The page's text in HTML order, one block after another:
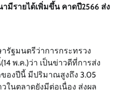
มีรายได้เพิ่มขึ้น คาดปี2566 ส่ง
รัฐมนตรีว่าการกระทรวง
พ.ค.)ว่า เป็นข่าวดีที่การส่ง
องปีนี้ มีปริมาณสูงถึง 3.05
ในตลาดยังมีต่อเนื่อง ส่งผล